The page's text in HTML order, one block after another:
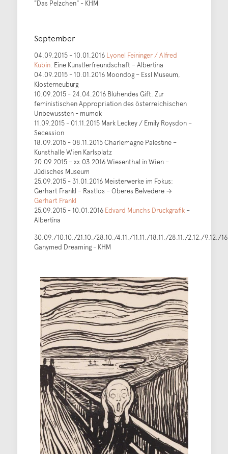
"Das Pelzchen" - KHM
September
04.09.2015 - 10.01.2016 Lyonel Feininger / Alfred
Kubin. Eine Künstlerfreundschaft – Albertina
04.09.2015 - 10.01.2016 Moondog – Essl Museum,
Klosterneuburg
10.09.2015 - 24.04.2016 Blühendes Gift. Zur
feministischen Appropriation des österreichischen
Unbewussten - mumok
11.09.2015 - 01.11.2015 Mark Leckey / Emily Roysdon –
Secession
18.09.2015 - 08.11.2015 Charlemagne Palestine –
Kunsthalle Wien Karlsplatz
20.09.2015 – xx.03.2016 Wiesenthal in Wien –
Jüdisches Museum
25.09.2015 - 31.01.2016 Meisterwerke im Fokus:
Gerhart Frankl – Rastlos – Oberes Belvedere →
Gerhart Frankl
25.09.2015 - 10.01.2016 Edvard Munchs Druckgrafik–
Albertina
30.09./10.10./21.10./28.10./4.11./11.11./18.11./28.11./2.12./9.12./
Ganymed Dreaming - KHM